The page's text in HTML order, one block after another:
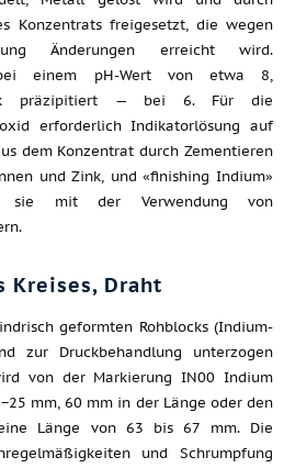
Konzentrats freigesetzt, die wegen
Änderungen erreicht wird.
einem pH-Wert von etwa 8,
präzipitiert — bei 6. Für die
erforderlich Indikatorlösung auf
dem Konzentrat durch Zementieren
und Zink, und «finishing Indium»
sie mit der Verwendung von
Kreises, Draht
geformten Rohblocks (Indium-
zur Druckbehandlung unterzogen
von der Markierung IN00 Indium
mm, 60 mm in der Länge oder den
Länge von 63 bis 67 mm. Die
und Schrumpfung